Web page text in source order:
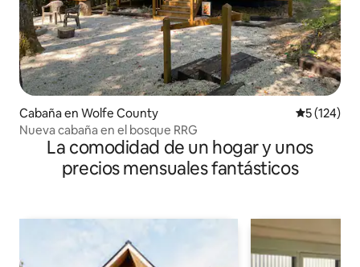
Cabaña en Wolfe County
5 (124)
Nueva cabaña en el bosque RRG
La comodidad de un hogar y unos
precios mensuales fantásticos